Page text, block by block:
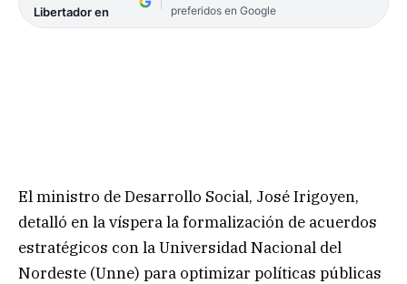
Libertador en
preferidos en Google
El ministro de Desarrollo Social, José Irigoyen,
detalló en la víspera la formalización de acuerdos
estratégicos con la Universidad Nacional del
Nordeste (Unne) para optimizar políticas públicas